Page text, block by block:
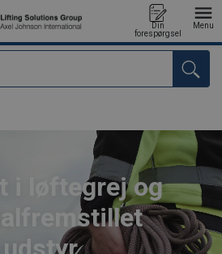
Din
forespørgsel
Menu
forespørgsel
i løftegrej og